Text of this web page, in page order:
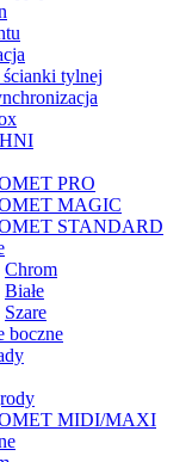
tylnej
PRO
MAGIC
STANDARD
Chrom
Białe
Szare
boczne
MIDI/MAXI